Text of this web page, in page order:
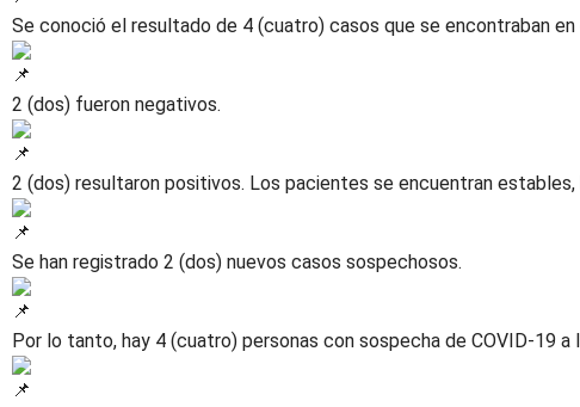
Se conoció el resultado de 4 (cuatro) casos que se encontraban en
2 (dos) fueron negativos.
2 (dos) resultaron positivos. Los pacientes se encuentran
Se han registrado 2 (dos) nuevos casos sospechosos.
Por lo tanto, hay 4 (cuatro) personas con sospecha de COVID-19